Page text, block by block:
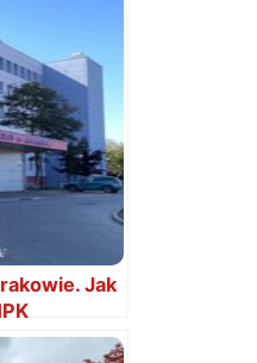
Jak